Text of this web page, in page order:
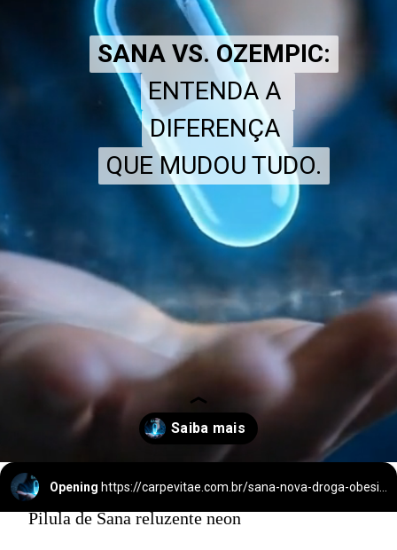
SANA VS. OZEMPIC:
ENTENDA A
DIFERENÇA
QUE MUDOU TUDO.
SANA VS. OZEMPIC:
ENTENDA A
DIFERENÇA
QUE MUDOU TUDO.
Opening https://carpevitae.com.br/sana-nova-droga-obesidade/
Pilula de Sana reluzente neon